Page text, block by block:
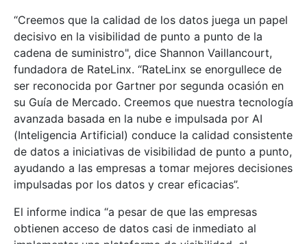
“Creemos que la calidad de los datos juega un papel
decisivo en la visibilidad de punto a punto de la
cadena de suministro", dice Shannon Vaillancourt,
fundadora de RateLinx. “RateLinx se enorgullece de
ser reconocida por Gartner por segunda ocasión en
su Guía de Mercado. Creemos que nuestra tecnología
avanzada basada en la nube e impulsada por AI
(Inteligencia Artificial) conduce la calidad consistente
de datos a iniciativas de visibilidad de punto a punto,
ayudando a las empresas a tomar mejores decisiones
impulsadas por los datos y crear eficacias”.
El informe indica “a pesar de que las empresas
obtienen acceso de datos casi de inmediato al